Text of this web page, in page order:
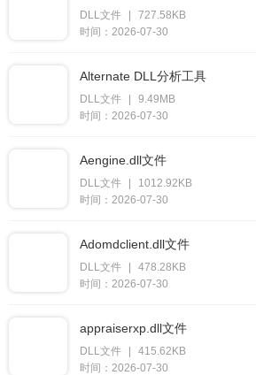
DLL文件
727.58KB
时间：2026-07-30
Alternate DLL分析工具
DLL文件
9.49MB
时间：2026-07-30
Aengine.dll文件
DLL文件
1012.92KB
时间：2026-07-30
Adomdclient.dll文件
DLL文件
478.28KB
时间：2026-07-30
appraiserxp.dll文件
DLL文件
415.62KB
时间：2026-07-30